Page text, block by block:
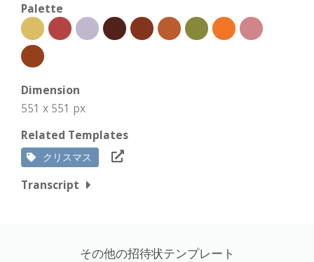
Palette
Dimension
551 x 551 px
Related Templates
クリスマス
Transcript
その他の招待状テンプレート